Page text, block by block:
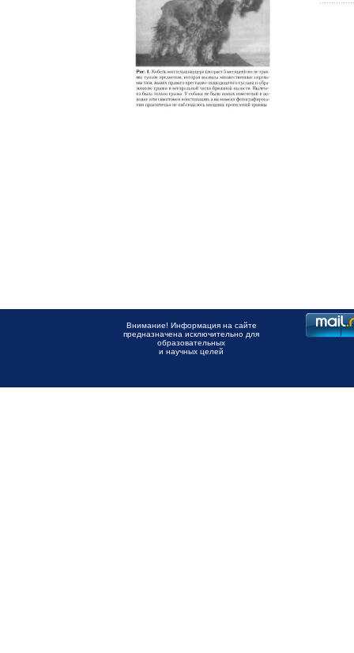
Внимание! Информация на сайте
предназначена исключительно для
образовательных
и научных целей